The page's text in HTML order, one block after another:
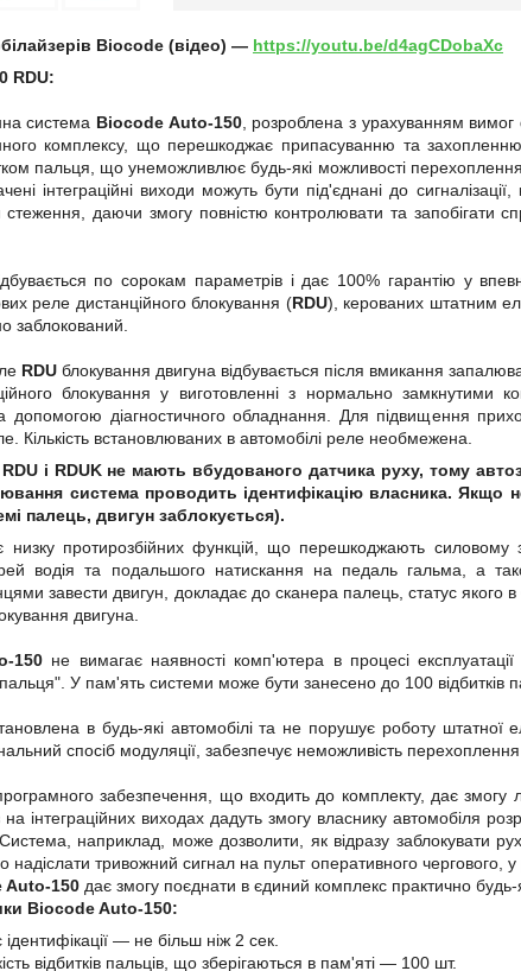
Biocode (відео) — https://youtu.be/d4agCDobaXc
RDU:
система Biocode Auto-150, розроблена з урахуванням вимог
комплексу, що перешкоджає припасуванню та
пальця, що унеможливлює будь-які можливості
інтеграційні виходи можуть бути під'єднані до
стеження, даючи змогу повністю контролювати та запобігати
по сорокам параметрів і дає 100% гарантію у
реле дистанційного блокування (RDU), керованих штатним
заблокований.
RDU блокування двигуна відбувається після вмикання
блокування у виготовленні з нормально замкнутими
допомогою діагностичного обладнання. Для підвищення
Кількість встановлюваних в автомобілі реле необмежена.
і RDUK не мають вбудованого датчика руху, тому
система проводить ідентифікацію власника.
палець, двигун заблокується).
низку протирозбійних функцій, що перешкоджають силовому
водія та подальшого натискання на педаль гальма, а
завести двигун, докладає до сканера палець, статус якого в
двигуна.
150не вимагає наявності комп'ютера в процесі
У пам'ять системи може бути занесено до 100 відбитків
в будь-які автомобілі та не порушує роботу штатної
спосіб модуляції, забезпечує неможливість
забезпечення, що входить до комплекту, дає змогу
інтеграційних виходах дадуть змогу власнику автомобіля
наприклад, може дозволити, як відразу заблокувати
надіслати тривожний сигнал на пульт оперативного чергового,
Auto-150 дає змогу поєднати в єдиний комплекс практично
Biocode Auto-150:
— не більш ніж 2 сек.
відбитків пальців, що зберігаються в пам'яті — 100 шт.